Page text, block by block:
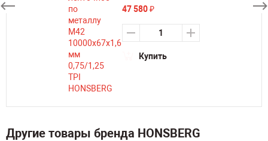
47 580₽
Купить
Другие товары бренда HONSBERG